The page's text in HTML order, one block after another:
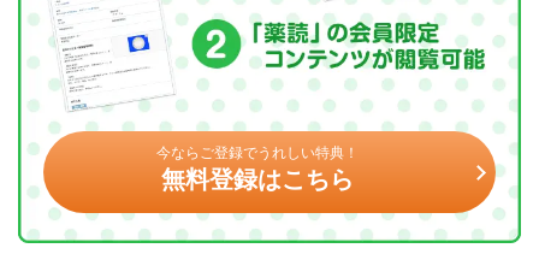
今ならご登録でうれしい特典！
無料登録はこちら